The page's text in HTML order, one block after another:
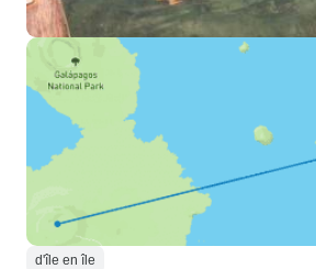
d'île en île